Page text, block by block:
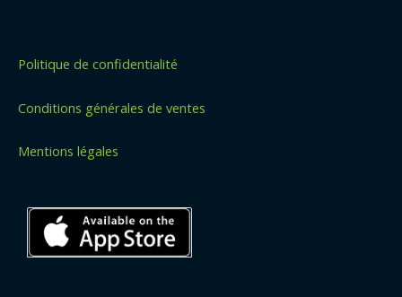
Politique de confidentialité
Conditions générales de ventes
Mentions légales